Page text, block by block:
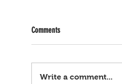
Comments
Write a comment...